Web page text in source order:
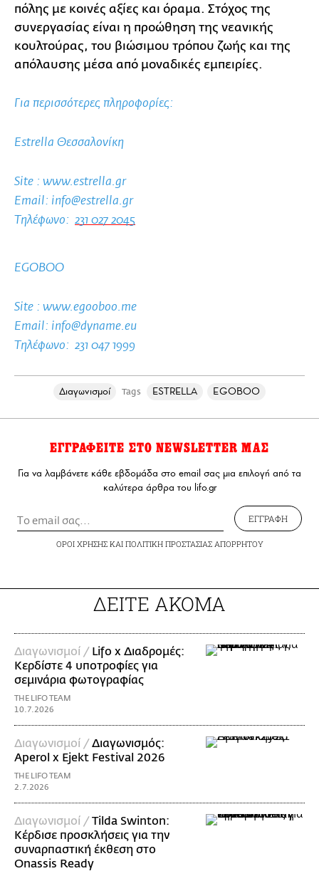
πόλης με κοινές αξίες και όραμα. Στόχος της
συνεργασίας είναι η προώθηση της νεανικής
κουλτούρας, του βιώσιμου τρόπου ζωής και της
απόλαυσης μέσα από μοναδικές εμπειρίες.
Για περισσότερες πληροφορίες:
Estrella Θεσσαλονίκη
Site : www.estrella.gr
Email: info@estrella.gr
Τηλέφωνο: 231 027 2045
EGOBOO
Site : www.egooboo.me
Email: info@dyname.eu
Τηλέφωνο: 231 047 1999
Διαγωνισμοί Tags ESTRELLA EGOBOO
ΕΓΓΡΑΦΕΙΤΕ ΣΤΟ NEWSLETTER ΜΑΣ
Για να λαμβάνετε κάθε εβδομάδα στο email σας μια επιλογή από τα
καλύτερα άρθρα του lifo.gr
ΕΓΓΡΑΦΗ
ΟΡΟΙ ΧΡΗΣΗΣΚΑΙ ΠΟΛΙΤΙΚΗ ΠΡΟΣΤΑΣΙΑΣ ΑΠΟΡΡΗΤΟΥ
ΔΕΙΤΕ ΑΚΟΜΑ
Διαγωνισμοί / Lifo x Διαδρομές:
Κερδίστε 4 υποτροφίες για
σεμινάρια φωτογραφίας
THE LIFO TEAM
10.7.2026
Διαγωνισμοί /Διαγωνισμός:
Aperol x Ejekt Festival 2026
THE LIFO TEAM
2.7.2026
Διαγωνισμοί /Tilda Swinton:
Κέρδισε προσκλήσεις για την
συναρπαστική έκθεση στο
Onassis Ready